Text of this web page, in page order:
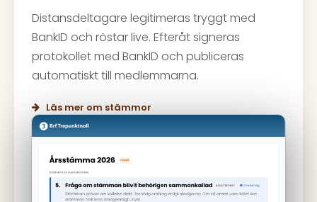
Distansdeltagare legitimeras tryggt med
BankID och röstar live. Efteråt signeras
protokollet med BankID och publiceras
automatiskt till medlemmarna.
Läs mer om stämmor